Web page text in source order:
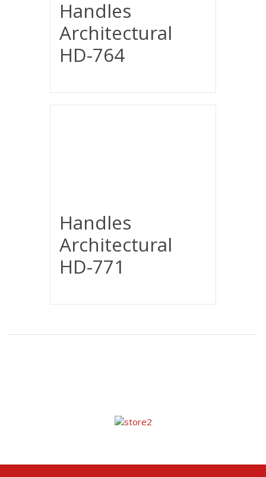
Handles
Architectural
HD-764
Handles
Architectural
HD-771